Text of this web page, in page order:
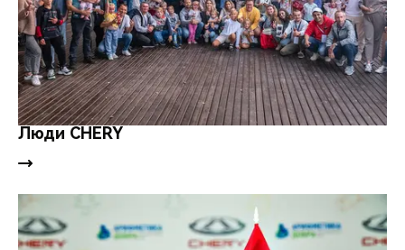
Люди CHERY